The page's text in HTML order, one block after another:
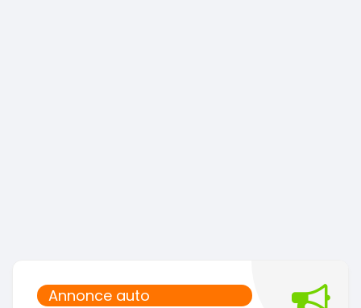
Annonce auto